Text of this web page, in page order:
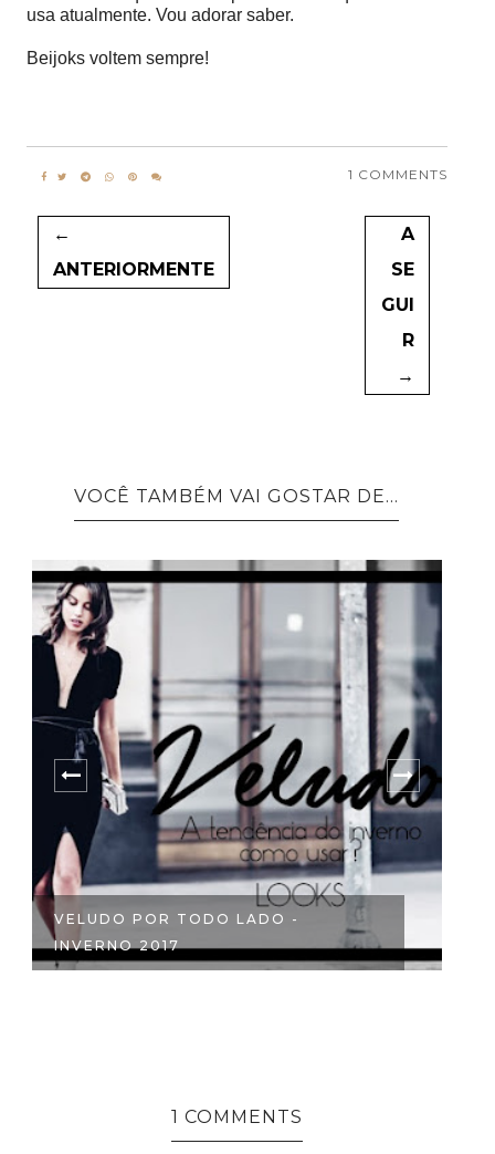
usa atualmente. Vou adorar saber.
Beijoks voltem sempre!
1 COMMENTS
←
ANTERIORMENTE
A
SE
GUI
R
→
VOCÊ TAMBÉM VAI GOSTAR DE...
VELUDO POR TODO LADO -
INVERNO 2017
1 COMMENTS